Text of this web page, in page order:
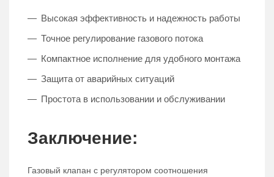
Высокая эффективность и надежность работы
Точное регулирование газового потока
Компактное исполнение для удобного монтажа
Защита от аварийных ситуаций
Простота в использовании и обслуживании
Заключение:
Газовый клапан с регулятором соотношения